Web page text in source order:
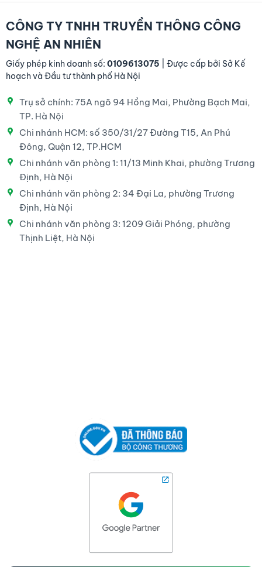
CÔNG TY TNHH TRUYỀN THÔNG CÔNG
NGHỆ AN NHIÊN
Giấy phép kinh doanh số: 0109613075 | Được cấp bởi Sở Kế
hoạch và Đầu tư thành phố Hà Nội
Trụ sở chính: 75A ngõ 94 Hồng Mai, Phường Bạch Mai,
TP. Hà Nội
Chi nhánh HCM: số 350/31/27 Đường T15, An Phú
Đông, Quận 12, TP.HCM
Chi nhánh văn phòng 1: 11/13 Minh Khai, phường Trương
Định, Hà Nội
Chi nhánh văn phòng 2: 34 Đại La, phường Trương
Định, Hà Nội
Chi nhánh văn phòng 3: 1209 Giải Phóng, phường
Thịnh Liệt, Hà Nội